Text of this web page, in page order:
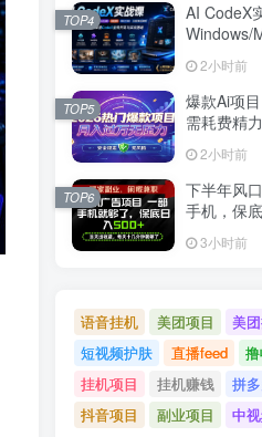
AI CodeX实战课｜
Windows/
API 对接
漫剧剪辑
AI项目落
2小时前
TOP4
爆款Ai项
需耗费精
每月增收
2小时前
TOP5
下半年风
手机，保
有收益，
秘】3小时前
TOP6
语音挂机 美团项目 美
短视频护肤
直播feed
挂机项目
挂机赚钱
拼
抖音项目
副业项目 中